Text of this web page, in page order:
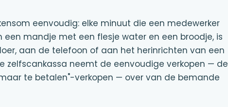
eenvoudig: elke minuut die een medewerker
mandje met een flesje water en een broodje, is
aan de telefoon of aan het herinrichten van een
zelfscankassa neemt de eenvoudige verkopen — de
te betalen"-verkopen — over van de bemande